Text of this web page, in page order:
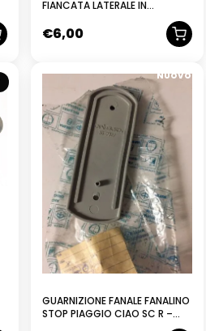
FIANCATA LATERALE IN
€6,00
NUOVO
GUARNIZIONE FANALE FANALINO
STOP PIAGGIO CIAO SC R –